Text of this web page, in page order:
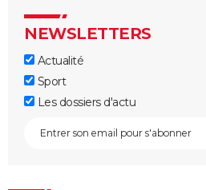
NEWSLETTERS
Actualité
Sport
Les dossiers d'actu